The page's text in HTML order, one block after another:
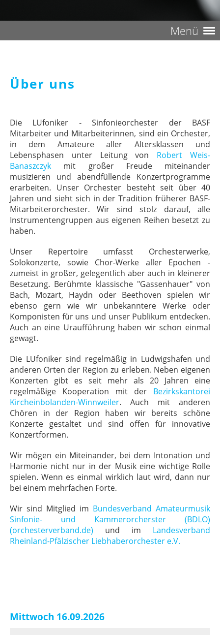
Menü
Über uns
Die LUfoniker - Sinfonieorchester der BASF
Mitarbeiter und Mitarbeiterinnen, sind ein Orchester,
in dem Amateure aller Altersklassen und
Lebensphasen unter Leitung von Robert Weis-
Banaszczyk mit großer Freude miteinander
musizieren und abendfüllende Konzertprogramme
erarbeiten. Unser Orchester besteht seit über 40
Jahren und sieht sich in der Tradition früherer BASF-
Mitarbeiterorchester. Wir sind stolz darauf, alle
Instrumentengruppen aus eigenen Reihen besetzt zu
haben.
Unser Repertoire umfasst Orchesterwerke,
Solokonzerte, sowie Chor-Werke aller Epochen -
zumeist in großer, gelegentlich aber auch in kleinerer
Besetzung. Berühmte klassische "Gassenhauer" von
Bach, Mozart, Haydn oder Beethoven spielen wir
ebenso gern wie wir unbekanntere Werke oder
Komponisten für uns und unser Publikum entdecken.
Auch an eine Uraufführung haben wir schon einmal
gewagt.
Die LUfoniker sind regelmäßig in Ludwigshafen und
anderen Orten der Region zu erleben. Neben eigenen
Konzerten gibt es seit mehr als 20 Jahren eine
regelmäßige Kooperation mit der Bezirkskantorei
Kircheinbolanden-Winnweiler. Auch mit anderen
Chören in der Region haben wir bereits schöne
Konzerte gestaltet und sind offen für innovative
Konzertformen.
Wir mögen ein Miteinander, bei dem Intonation und
Harmonie nicht nur in der Musik eine wichtige Rolle
spielen. Wenn es einmal wirklich laut wird, dann nur
bei einem mehrfachen Forte.
Wir sind Mitglied im Bundesverband Amateurmusik
Sinfonie- und Kammerorcherster (BDLO)
(orchesterverband.de) und im Landesverband
Rheinland-Pfälzischer Liebhaberorchester e.V.
Mittwoch 16.09.2026